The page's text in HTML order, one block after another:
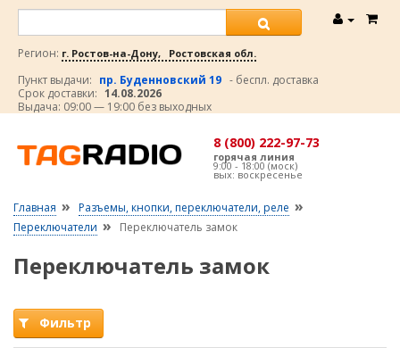
Регион: г. Ростов-на-Дону, Ростовская обл.
Пункт выдачи: пр. Буденновский 19 - беспл. доставка
Срок доставки: 14.08.2026
Выдача: 09:00 — 19:00 без выходных
8 (800) 222-97-73
горячая линия
9:00 - 18:00 (моск)
вых: воскресенье
Главная » Разъемы, кнопки, переключатели, реле »
Переключатели » Переключатель замок
Переключатель замок
Фильтр